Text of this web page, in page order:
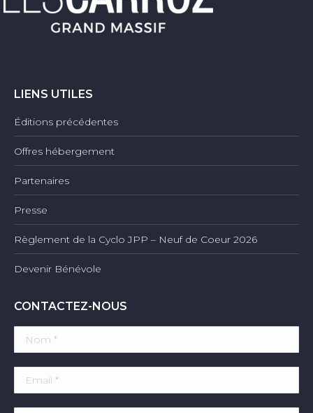
LIENS UTILES
Éditions précédentes
Offres hébergement
Partenaires
Presse
Règlement de la Cyclo JPP – Neuf de Coeur 2026
Devenir Bénévole
CONTACTEZ-NOUS